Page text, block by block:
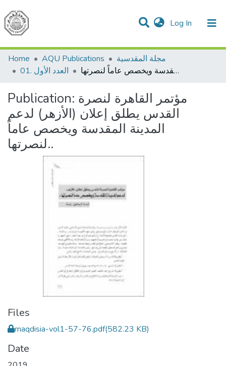
Log In (current)
Communities & Collections
All of DSpace
Home
AQU Publications
مجلة المقدسية
01. العدد الأول
مؤتمر القاهرة لنصرة القدس يطلق إعلان (الأزهر) لدعم المدينة المقدسة ويخصص عاماً لنصرتها..
Publication: مؤتمر القاهرة لنصرة
القدس يطلق إعلان (الأزهر) لدعم
المدينة المقدسة ويخصص عاماً
لنصرتها..
Files
maqdisia-vol1-57-76.pdf(582.23 KB)
Date